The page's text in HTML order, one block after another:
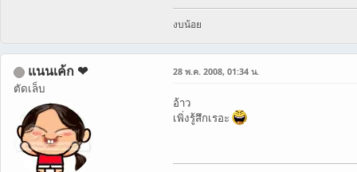
งบน้อย
แนนเค้ก ❤
ตัดเล็บ
28 พ.ค. 2008, 01:34 น.
อ้าว
เพิ่งรู้สึกเรอะ